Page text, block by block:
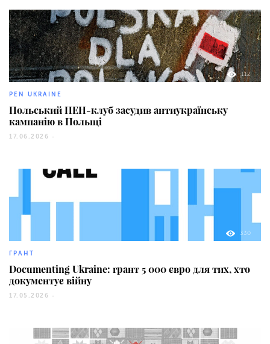
112
PEN UKRAINE
Польський ПЕН-клуб засудив антиукраїнську
кампанію в Польщі
17.06.2026 -
330
ГРАНТ
Documenting Ukraine: грант 5 000 євро для тих, хто
документує війну
17.05.2026 -